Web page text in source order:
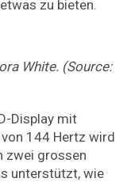
zu bieten.
White. (Source:
Display mit
144 Hertz wird
zwei grossen
unterstützt, wie